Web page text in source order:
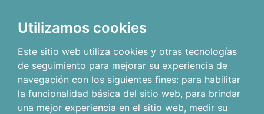
Utilizamos cookies
Este sitio web utiliza cookies y otras tecnologías
de seguimiento para mejorar su experiencia de
navegación con los siguientes fines: para habilitar
la funcionalidad básica del sitio web, para brindar
una mejor experiencia en el sitio web, medir su